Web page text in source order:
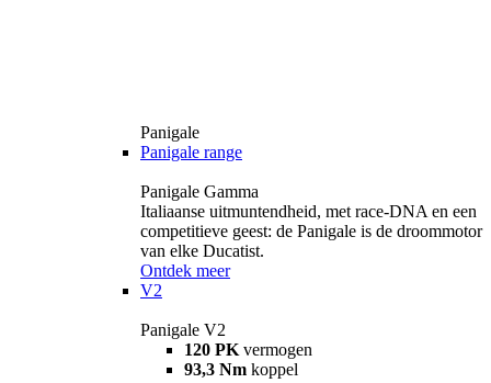
Panigale
Panigale range
Panigale Gamma
Italiaanse uitmuntendheid, met race-DNA en een
competitieve geest: de Panigale is de droommotor
van elke Ducatist.
Ontdek meer
V2
Panigale V2
120 PK vermogen
93,3 Nm koppel